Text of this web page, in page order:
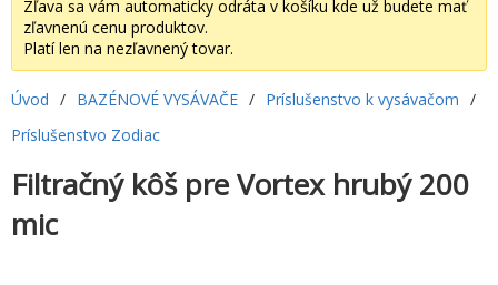
Zľava sa vám automaticky odráta v košíku kde už budete mať
zľavnenú cenu produktov.
Platí len na nezľavnený tovar.
Úvod / BAZÉNOVÉ VYSÁVAČE / Príslušenstvo k vysávačom /
Príslušenstvo Zodiac
Filtračný kôš pre Vortex hrubý 200
mic